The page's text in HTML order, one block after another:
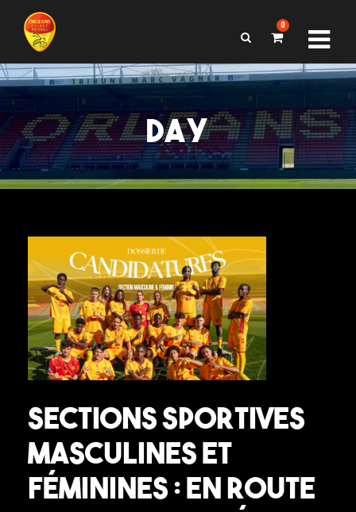
0
DAY
Sections sportives
masculines et
féminines : en route